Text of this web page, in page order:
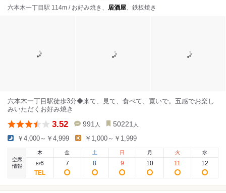
六本木一丁目駅 114m / お好み焼き、 居酒屋、鉄板焼き
六本木一丁目駅徒歩3分◆来て、見て、食べて、寛いで。五感でお楽し
みいただくお好み焼き
3.52 991 人 50221 人
￥4,000～￥4,999 ￥1,000～￥1,999
空席
情報
木
8/6
金
7
土
8
日
9
月
10
火
11
水
12